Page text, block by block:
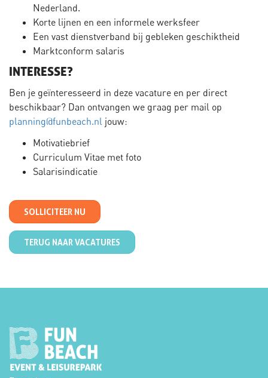
Nederland.
Korte lijnen en een informele werksfeer
Een vast dienstverband bij gebleken geschiktheid
Marktconform salaris
INTERESSE?
Ben je geïnteresseerd in deze vacature en per direct
beschikbaar? Dan ontvangen we graag per mail op
planning@funbeach.nl jouw:
Motivatiebrief
Curriculum Vitae met foto
Salarisindicatie
SOLLICITEER NU
TERUG NAAR VACATURES